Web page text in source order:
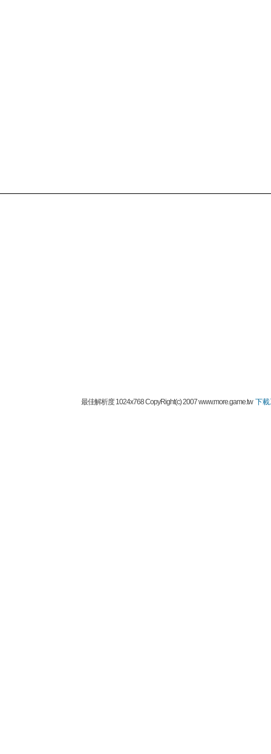
最佳解析度 1024x768 CopyRight(c) 2007 www.more.game.tw 下